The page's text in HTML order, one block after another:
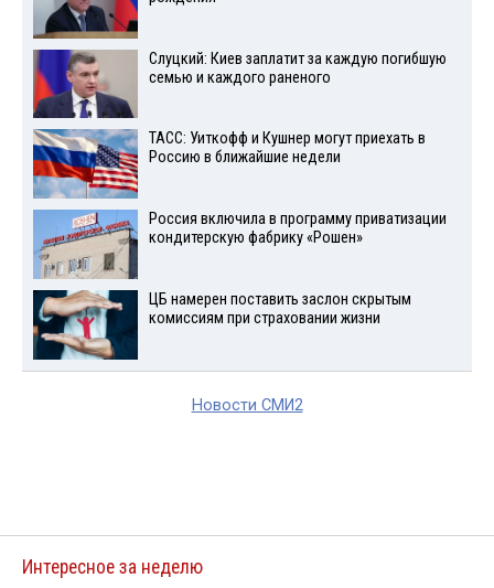
Слуцкий: Киев заплатит за каждую погибшую
семью и каждого раненого
ТАСС: Уиткофф и Кушнер могут приехать в
Россию в ближайшие недели
Россия включила в программу приватизации
кондитерскую фабрику «Рошен»
ЦБ намерен поставить заслон скрытым
комиссиям при страховании жизни
Новости СМИ2
Интересное за неделю